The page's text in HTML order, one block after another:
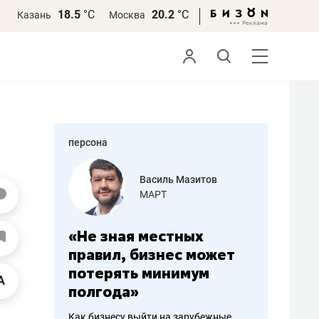
Казань 18.5 °С Москва 20.2 °С
персона
работа
Василь Мазитов
МАРТ
«Не зная местных
правил, бизнес может
потерять минимум
полгода»